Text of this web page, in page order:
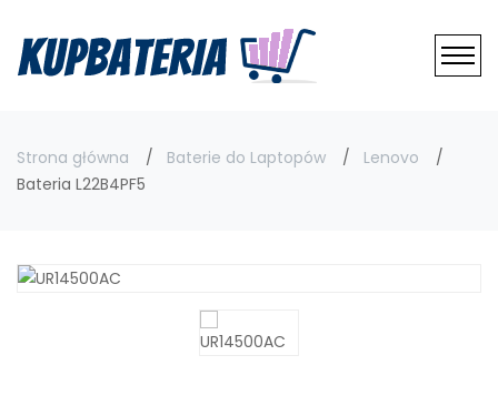
Strona główna Baterie do Laptopów
Lenovo
Bateria L22B4PF5